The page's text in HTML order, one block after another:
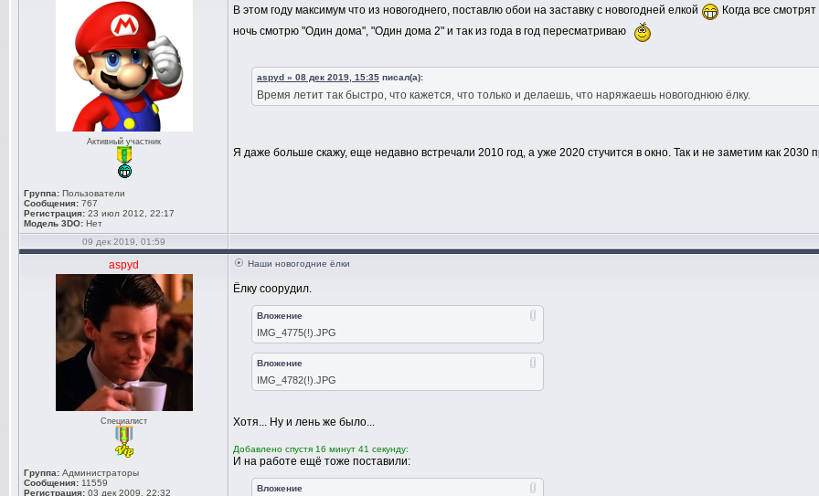
Активный участник
Группа: Пользователи
Сообщения: 767
Регистрация: 23 июл 2012, 22:17
Модель 3DO: Нет
В этом году максимум что из новогоднего, поставлю обои на заставку с новогодней елкой
Когда все
ночь смотрю "Один дома", "Один дома 2" и так из года в год пересматриваю
aspyd » 08 дек 2019, 15:35 писал(а):
Время летит так быстро, что кажется, что только и делаешь, что наряжаешь новогоднюю ёлку.
Я даже больше скажу, еще недавно встречали 2010 год, а уже 2020 стучится в окно. Так и не заметим как 2030
09 дек 2019, 01:59
aspyd
Специалист
Группа: Администраторы
Сообщения: 11559
Регистрация: 03 дек 2009, 22:32
Наши новогодние ёлки
Ёлку соорудил.
Вложение
IMG_4775(!).JPG
Вложение
IMG_4782(!).JPG
Хотя... Ну и лень же было...
Добавлено спустя 16 минут 41 секунду:
И на работе ещё тоже поставили:
Вложение